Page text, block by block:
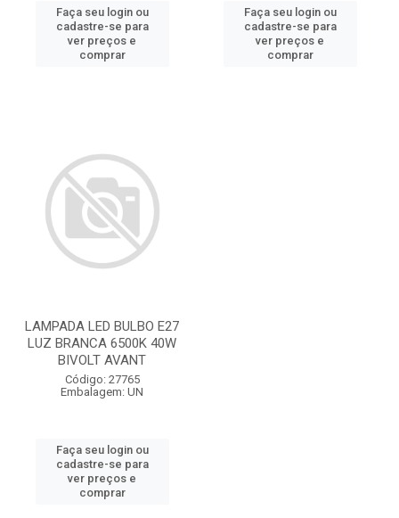
Faça seu login ou
cadastre-se para
ver preços e
comprar
Faça seu login ou
cadastre-se para
ver preços e
comprar
LAMPADA LED BULBO E27
LUZ BRANCA 6500K 40W
BIVOLT AVANT
Código: 27765
Embalagem: UN
Faça seu login ou
cadastre-se para
ver preços e
comprar